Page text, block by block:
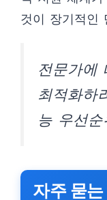
것이 장기적인
전문가에
최적화하
능 우선
자주 묻